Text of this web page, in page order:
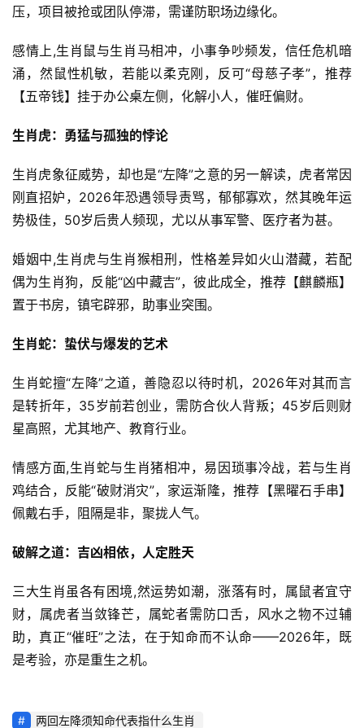
压，项目被抢或团队停滞，需谨防职场边缘化。
感情上,生肖鼠与生肖马相冲，小事争吵频发，信任危机暗
涌，然鼠性机敏，若能以柔克刚，反可“母慈子孝”，推荐
【五帝钱】挂于办公桌左侧，化解小人，催旺偏财。
生肖虎：勇猛与孤独的悖论
生肖虎象征威势，却也是“左降”之意的另一解读，虎者常因
刚直招妒，2026年恐遇领导责骂，郁郁寡欢，然其晚年运
势极佳，50岁后贵人频现，尤以从事军警、医疗者为甚。
婚姻中,生肖虎与生肖猴相刑，性格差异如火山潜藏，若配
偶为生肖狗，反能“凶中藏吉”，彼此成全，推荐【麒麟瓶】
置于书房，镇宅辟邪，助事业突围。
生肖蛇：蛰伏与爆发的艺术
生肖蛇擅“左降”之道，善隐忍以待时机，2026年对其而言
是转折年，35岁前若创业，需防合伙人背叛；45岁后则财
星高照，尤其地产、教育行业。
情感方面,生肖蛇与生肖猪相冲，易因琐事冷战，若与生肖
鸡结合，反能“破财消灾”，家运渐隆，推荐【黑曜石手串】
佩戴右手，阻隔是非，聚拢人气。
破解之道：吉凶相依，人定胜天
三大生肖虽各有困境,然运势如潮，涨落有时，属鼠者宜守
财，属虎者当敛锋芒，属蛇者需防口舌，风水之物不过辅
助，真正“催旺”之法，在于知命而不认命——2026年，既
是考验，亦是重生之机。
两回左降须知命代表指什么生肖